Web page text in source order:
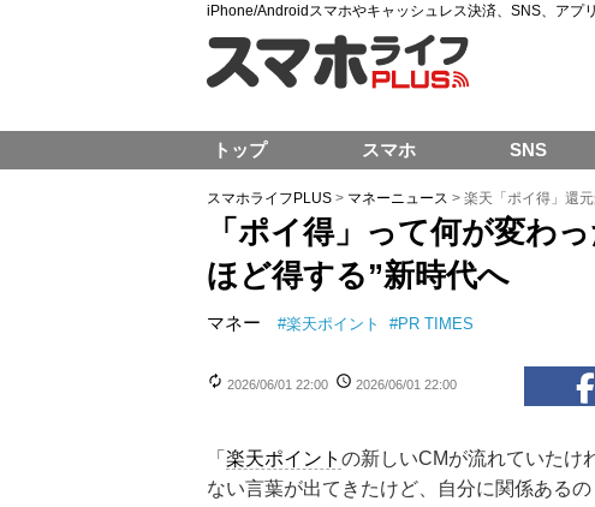
iPhone/Androidスマホやキャッシュレス決済、SNS、アプ
スマホライフPLUS > マネーニュース > 楽天「ポイ得」還
「ポイ得」って何が変わ
ほど得する”新時代へ
マネー #楽天ポイント #PR TIMES
2026/06/01 22:00 2026/06/01 22:00
「 楽天ポイント の新しいCMが流れていたけ
ない言葉が出てきたけど、自分に関係ある
トップ スマホ SNS